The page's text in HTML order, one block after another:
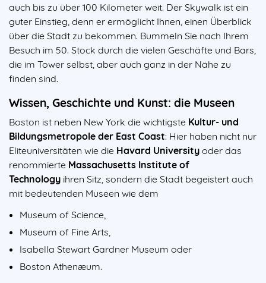
auch bis zu über 100 Kilometer weit. Der Skywalk ist ein
guter Einstieg, denn er ermöglicht Ihnen, einen Überblick
über die Stadt zu bekommen. Bummeln Sie nach Ihrem
Besuch im 50. Stock durch die vielen Geschäfte und Bars,
die im Tower selbst, aber auch ganz in der Nähe zu
finden sind.
Wissen, Geschichte und Kunst: die Museen
Boston ist neben New York die wichtigste Kultur- und
Bildungsmetropole der East Coast: Hier haben nicht nur
Eliteuniversitäten wie die Havard University oder das
renommierte Massachusetts Institute of
Technology ihren Sitz, sondern die Stadt begeistert auch
mit bedeutenden Museen wie dem
Museum of Science,
Museum of Fine Arts,
Isabella Stewart Gardner Museum oder
Boston Athenæum.